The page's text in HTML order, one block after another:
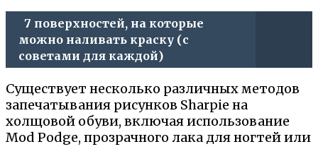
7 поверхностей, на которые
можно наливать краску (с
советами для каждой)
Существует несколько различных методов
запечатывания рисунков Sharpie на
холщовой обуви, включая использование
Mod Podge, прозрачного лака для ногтей или